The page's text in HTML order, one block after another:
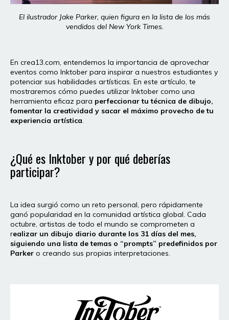
El ilustrador Jake Parker, quien figura en la lista de los más
vendidos del New York Times.
En crea13.com, entendemos la importancia de aprovechar
eventos como Inktober para inspirar a nuestros estudiantes y
potenciar sus habilidades artísticas. En este artículo, te
mostraremos cómo puedes utilizar Inktober como una
herramienta eficaz para perfeccionar tu técnica de dibujo,
fomentar la creatividad y sacar el máximo provecho de tu
experiencia artística
¿Qué es Inktober y por qué deberías
participar?
La idea surgió como un reto personal, pero rápidamente
ganó popularidad en la comunidad artística global. Cada
octubre, artistas de todo el mundo se comprometen a
realizar un dibujo diario durante los 31 días del mes,
siguiendo una lista de temas o “prompts” predefinidos por
Parker o creando sus propias interpretaciones.